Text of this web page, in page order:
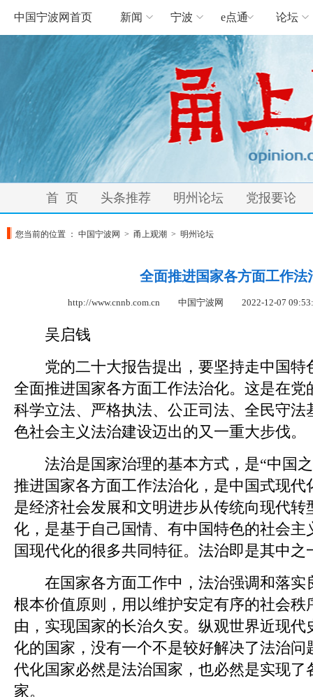
中国宁波网首页 新闻 宁波 e点通 论坛
首 页 头条推荐 明州论坛 党报要论
您当前的位置 ： 中国宁波网 > 甬上观潮 > 明州论坛
全面推进国家各方面工作法
http://www.cnnb.com.cn 中国宁波网 2022-12-07
吴启钱
党的二十大报告提出，要坚持走中国特
全面推进国家各方面工作法治化。这是在党
科学立法、严格执法、公正司法、全民守法
色社会主义法治建设迈出的又一重大步伐。
法治是国家治理的基本方式，是“中国之
推进国家各方面工作法治化，是中国式现代
是经济社会发展和文明进步从传统向现代转
化，是基于自己国情、有中国特色的社会主
国现代化的很多共同特征。法治即是其中之
在国家各方面工作中，法治强调和落实
根本价值原则，用以维护安定有序的社会秩
由，实现国家的长治久安。纵观世界近现代
化的国家，没有一个不是较好解决了法治问
代化国家必然是法治国家，也必然是实现了
家。